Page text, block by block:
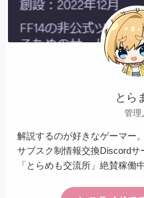
とら
管理
解説するのが好きなゲーマー。
サブスク制情報交換Discordサ
「とらめも交流所」絶賛稼働